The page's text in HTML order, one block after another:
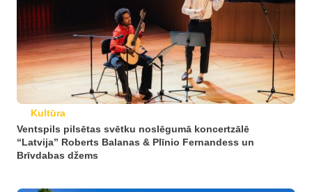
Kultūra
Ventspils pilsētas svētku noslēgumā koncertzālē
“Latvija” Roberts Balanas & Plīnio Fernandess un
Brīvdabas džems